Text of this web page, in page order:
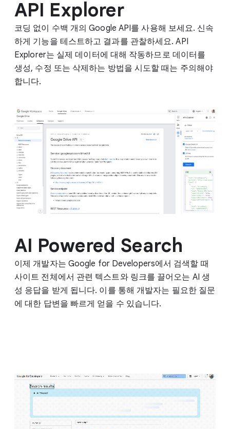
API Explorer
코딩 없이 수백 개의 Google API를 사용해 보세요. 신속
하게 기능을 테스트하고 결과를 관찰하세요. API
Explorer는 실제 데이터에 대해 작동하므로 데이터를
생성, 수정 또는 삭제하는 방법을 시도할 때는 주의해야
합니다.
AI Powered Search
이제 개발자는 Google for Developers에서 검색할 때
사이트 전체에서 관련 텍스트와 링크를 끌어오는 AI 생
성 응답을 받게 됩니다. 이를 통해 개발자는 필요한 질문
에 대한 답변을 빠르게 얻을 수 있습니다.